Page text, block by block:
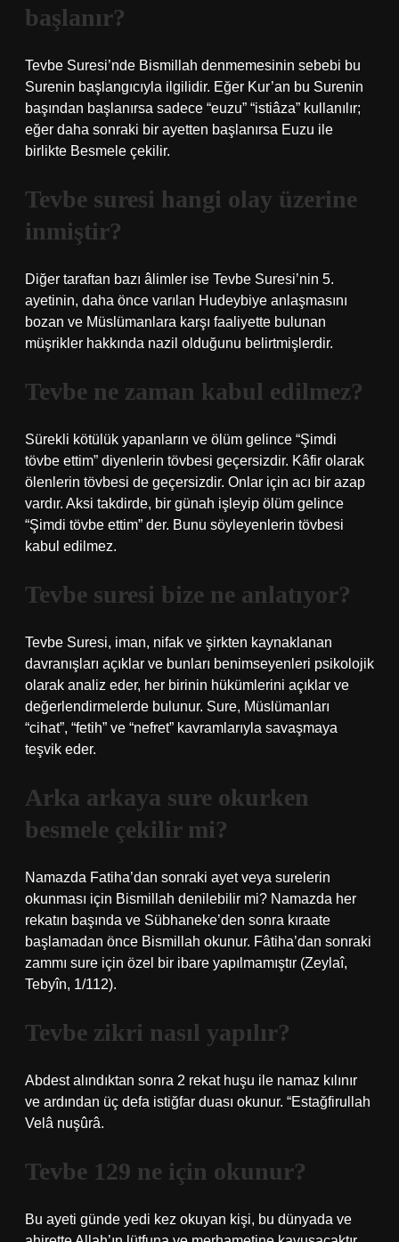
başlanır?
Tevbe Suresi’nde Bismillah denmemesinin sebebi bu
Surenin başlangıcıyla ilgilidir. Eğer Kur’an bu Surenin
başından başlanırsa sadece “euzu” “istiâza” kullanılır;
eğer daha sonraki bir ayetten başlanırsa Euzu ile
birlikte Besmele çekilir.
Tevbe suresi hangi olay üzerine
inmiştir?
Diğer taraftan bazı âlimler ise Tevbe Suresi’nin 5.
ayetinin, daha önce varılan Hudeybiye anlaşmasını
bozan ve Müslümanlara karşı faaliyette bulunan
müşrikler hakkında nazil olduğunu belirtmişlerdir.
Tevbe ne zaman kabul edilmez?
Sürekli kötülük yapanların ve ölüm gelince “Şimdi
tövbe ettim” diyenlerin tövbesi geçersizdir. Kâfir olarak
ölenlerin tövbesi de geçersizdir. Onlar için acı bir azap
vardır. Aksi takdirde, bir günah işleyip ölüm gelince
“Şimdi tövbe ettim” der. Bunu söyleyenlerin tövbesi
kabul edilmez.
Tevbe suresi bize ne anlatıyor?
Tevbe Suresi, iman, nifak ve şirkten kaynaklanan
davranışları açıklar ve bunları benimseyenleri psikolojik
olarak analiz eder, her birinin hükümlerini açıklar ve
değerlendirmelerde bulunur. Sure, Müslümanları
“cihat”, “fetih” ve “nefret” kavramlarıyla savaşmaya
teşvik eder.
Arka arkaya sure okurken
besmele çekilir mi?
Namazda Fatiha’dan sonraki ayet veya surelerin
okunması için Bismillah denilebilir mi? Namazda her
rekatın başında ve Sübhaneke’den sonra kıraate
başlamadan önce Bismillah okunur. Fâtiha’dan sonraki
zammı sure için özel bir ibare yapılmamıştır (Zeylaî,
Tebyîn, 1/112).
Tevbe zikri nasıl yapılır?
Abdest alındıktan sonra 2 rekat huşu ile namaz kılınır
ve ardından üç defa istiğfar duası okunur. “Estağfirullah
Velâ nuşûrâ.
Tevbe 129 ne için okunur?
Bu ayeti günde yedi kez okuyan kişi, bu dünyada ve